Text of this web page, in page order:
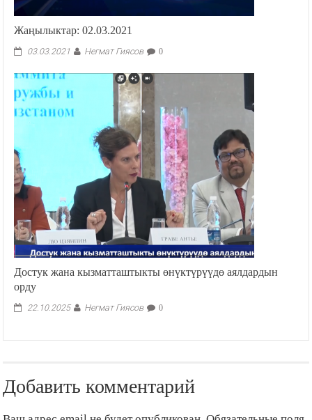
Жаңылыктар: 02.03.2021
03.03.2021 Негмат Гиясов 0
Достук жана кызматташтыкты өнүктүрүүдө аялдардын
орду
22.10.2025 Негмат Гиясов 0
Добавить комментарий